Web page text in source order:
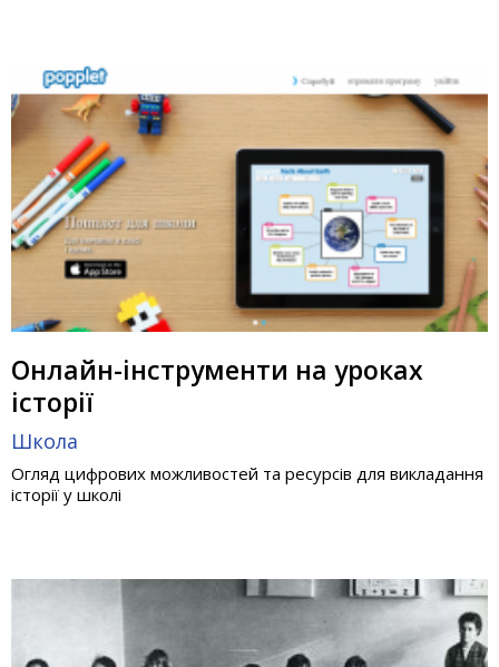
Онлайн-інструменти на уроках
історії
Школа
Огляд цифрових можливостей та ресурсів для викладання
історії у школі